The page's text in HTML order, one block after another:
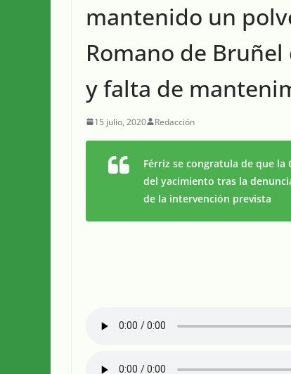
mantenido un
Romano de
y falta de
15 julio, 2020 Redacción
Férriz se congratula de que
del yacimiento tras la
de la intervención prevista